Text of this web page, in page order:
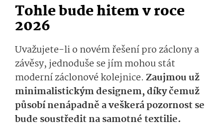
Tohle bude hitem v roce
2026
Uvažujete-li o novém řešení pro záclony a
závěsy, jednoduše se jím mohou stát
moderní záclonové kolejnice. Zaujmou už
minimalistickým designem, díky čemuž
působí nenápadně a veškerá pozornost se
bude soustředit na samotné textilie.